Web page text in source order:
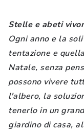
Stelle e abeti
Ogni anno e la
tentazione e
Natale, senza
possono vivere
l'albero, la
tenerlo in un
giardino di casa,